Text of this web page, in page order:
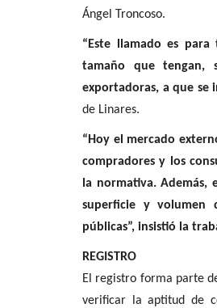
Ángel Troncoso.
“Este llamado es
tamaño que tengan,
exportadoras, a que se
de Linares.
“Hoy el mercado
compradores y los
la normativa.
superficie y volumen
públicas”, insistió la
REGISTRO
El registro forma parte
verificar la aptitud de